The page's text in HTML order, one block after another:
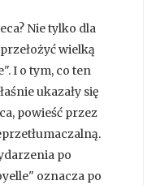
Nie tylko dla
wielką
I o tym, co ten
ukazały się
powieść przez
po
oznacza po